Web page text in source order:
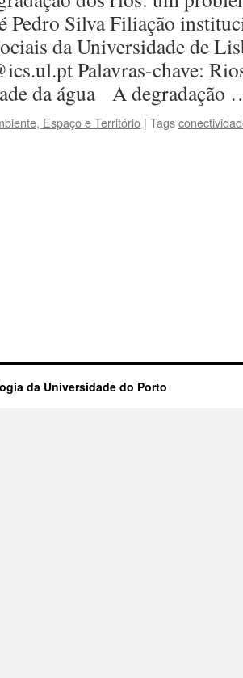
Pedro Silva Filiação
da Universidade de
Palavras-chave:
da água A
Espaço e Território | Tags
da Universidade do Porto